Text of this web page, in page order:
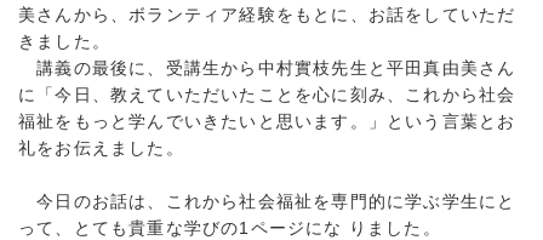
美さんから、ボランティア経験をもとに、お話をしていただ
きました。
講義の最後に、受講生から中村實枝先生と平田真由美さん
に「今日、教えていただいたことを心に刻み、これから社会
福祉をもっと学んでいきたいと思います。」という言葉とお
礼をお伝えました。
今日のお話は、これから社会福祉を専門的に学ぶ学生にと
って、とても貴重な学びの1ページにな りました。